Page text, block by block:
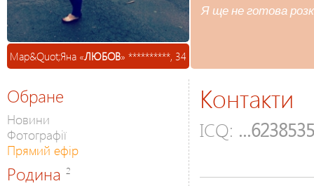
Мар&Quot;Яна «ЛЮБОВ» **********, 34
Я ще не готова
Обране
Новини
Фотографії
Прямий ефір
Родина 2
Контакти
ICQ: